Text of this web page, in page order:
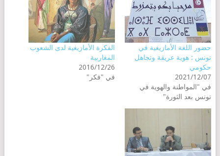
حضور اللغة الأمازيغية في
تونس : هوية عريقة وتجاهل
حكومي
2021/12/07
في "المواطنة والهوية في
تونس بعد الثورة"
الفكرة الأمازيغية لدى الشعوب
المغاربية
2016/12/26
في "فكر"